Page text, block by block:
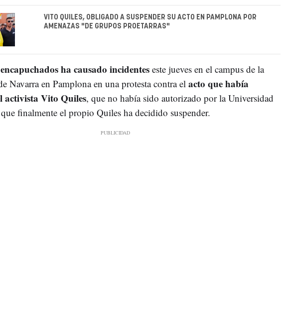
VITO QUILES, OBLIGADO A SUSPENDER SU ACTO EN PAMPLONA POR
AMENAZAS "DE GRUPOS PROETARRAS"
ha causado incidenteseste jueves en el campus de la
Navarra en Pamplona en una protesta contra elacto que había
activista Vito Quiles, que no había sido autorizado por la Universidad
finalmente el propio Quiles ha decidido suspender.